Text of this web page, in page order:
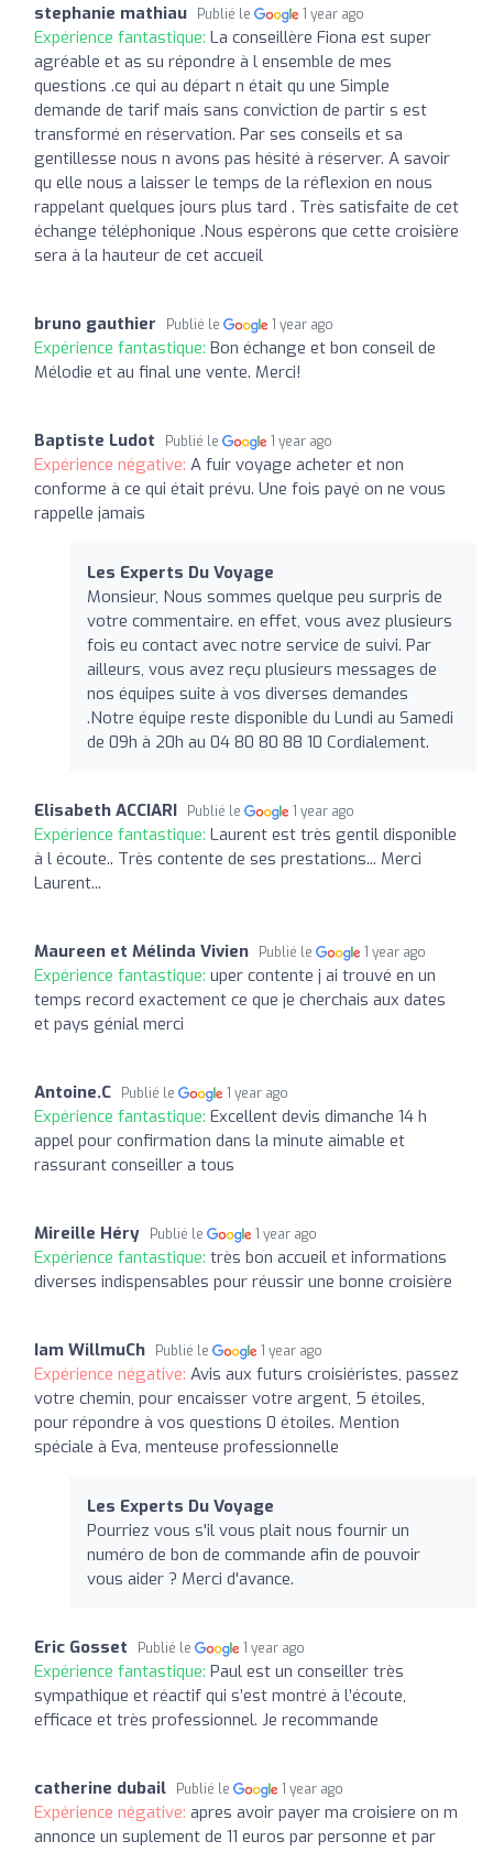
stephanie mathiau Publié le 1 year ago
Expérience fantastique: La conseillère Fiona est super
agréable et as su répondre à l ensemble de mes
questions .ce qui au départ n était qu une Simple
demande de tarif mais sans conviction de partir s est
transformé en réservation. Par ses conseils et sa
gentillesse nous n avons pas hésité à réserver. A savoir
qu elle nous a laisser le temps de la réflexion en nous
rappelant quelques jours plus tard . Très satisfaite de cet
échange téléphonique .Nous espérons que cette croisière
sera à la hauteur de cet accueil
bruno gauthier Publié le 1 year ago
Expérience fantastique: Bon échange et bon conseil de
Mélodie et au final une vente. Merci!
Baptiste Ludot Publié le 1 year ago
Expérience négative: A fuir voyage acheter et non
conforme à ce qui était prévu. Une fois payé on ne vous
rappelle jamais
Les Experts Du Voyage
Monsieur, Nous sommes quelque peu surpris de
votre commentaire. en effet, vous avez plusieurs
fois eu contact avec notre service de suivi. Par
ailleurs, vous avez reçu plusieurs messages de
nos équipes suite à vos diverses demandes
.Notre équipe reste disponible du Lundi au Samedi
de 09h à 20h au 04 80 80 88 10 Cordialement.
Elisabeth ACCIARI Publié le 1 year ago
Expérience fantastique: Laurent est très gentil disponible
à l écoute.. Très contente de ses prestations... Merci
Laurent...
Maureen et Mélinda Vivien Publié le 1 year ago
Expérience fantastique: uper contente j ai trouvé en un
temps record exactement ce que je cherchais aux dates
et pays génial merci
Antoine.C Publié le 1 year ago
Expérience fantastique: Excellent devis dimanche 14 h
appel pour confirmation dans la minute aimable et
rassurant conseiller a tous
Mireille Héry Publié le 1 year ago
Expérience fantastique: très bon accueil et informations
diverses indispensables pour réussir une bonne croisière
Iam WillmuCh Publié le 1 year ago
Expérience négative: Avis aux futurs croisiéristes, passez
votre chemin, pour encaisser votre argent, 5 étoiles,
pour répondre à vos questions 0 étoiles. Mention
spéciale à Eva, menteuse professionnelle
Les Experts Du Voyage
Pourriez vous s'il vous plait nous fournir un
numéro de bon de commande afin de pouvoir
vous aider ? Merci d'avance.
Eric Gosset Publié le 1 year ago
Expérience fantastique: Paul est un conseiller très
sympathique et réactif qui s’est montré à l’écoute,
efficace et très professionnel. Je recommande
catherine dubail Publié le 1 year ago
Expérience négative: apres avoir payer ma croisiere on m
annonce un suplement de 11 euros par personne et par